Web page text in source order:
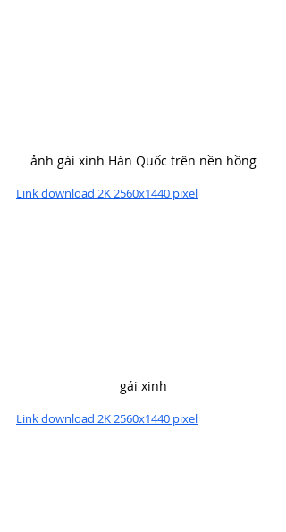
ảnh gái xinh Hàn Quốc trên nền hồng
Link download 2K 2560x1440 pixel
gái xinh
Link download 2K 2560x1440 pixel